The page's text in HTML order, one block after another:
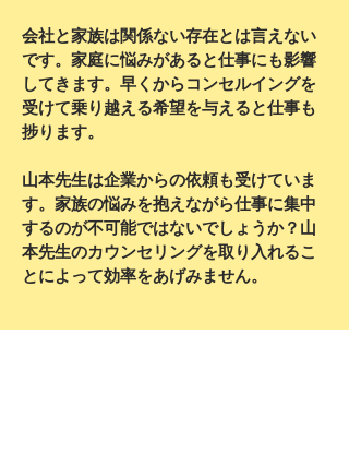
会社と家族は関係ない存在とは言えない
です。家庭に悩みがあると仕事にも影響
してきます。早くからコンセルイングを
受けて乗り越える希望を与えると仕事も
捗ります。
山本先生は企業からの依頼も受けていま
す。家族の悩みを抱えながら仕事に集中
するのが不可能ではないでしょうか？山
本先生のカウンセリングを取り入れるこ
とによって効率をあげみません。